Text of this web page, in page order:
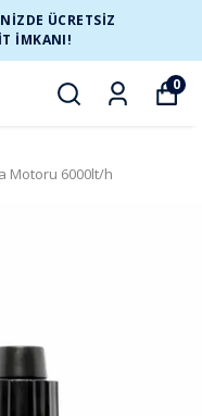
ÜCRETSİZ
İMKANI!
0
Motoru 6000lt/h